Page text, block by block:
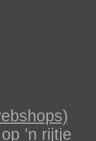
’n rijtje